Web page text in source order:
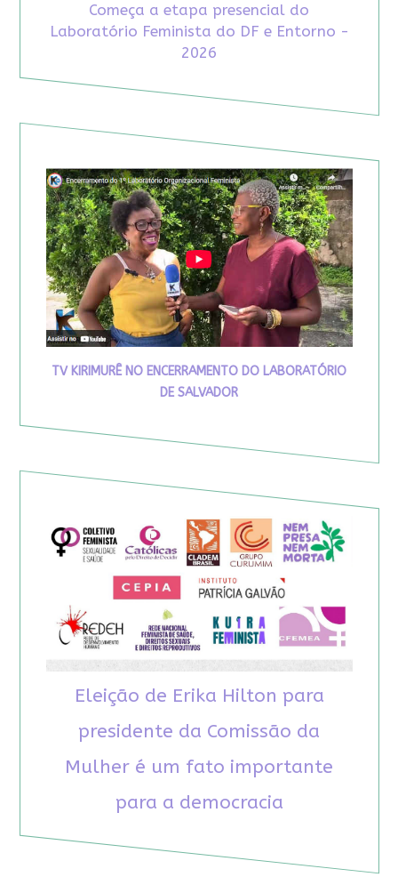
Começa a etapa presencial do
Laboratório Feminista do DF e Entorno -
2026
TV KIRIMURÊ NO ENCERRAMENTO DO LABORATÓRIO
DE SALVADOR
Eleição de Erika Hilton para
presidente da Comissão da
Mulher é um fato importante
para a democracia